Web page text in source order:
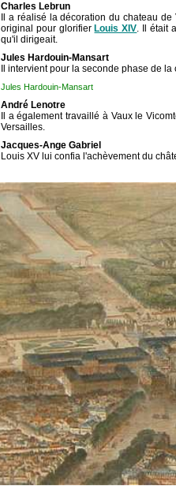
Charles Lebrun
Il a réalisé la décoration du chateau
original pour glorifier Louis XIV. Il était
qu'il dirigeait.
Jules Hardouin-Mansart
Il intervient pour la seconde phase de
Jules Hardouin-Mansart
André Lenotre
Il a également travaillé à Vaux le
Versailles.
Jacques-Ange Gabriel
Louis XV lui confia l'achèvement du